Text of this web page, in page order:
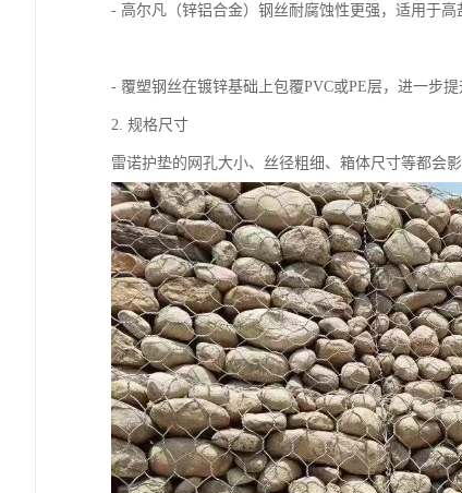
- 高尔凡（锌铝合金）钢丝耐腐蚀性更强，适用于
- 覆塑钢丝在镀锌基础上包覆PVC或PE层，进一步
2. 规格尺寸
雷诺护垫的网孔大小、丝径粗细、箱体尺寸等都会影